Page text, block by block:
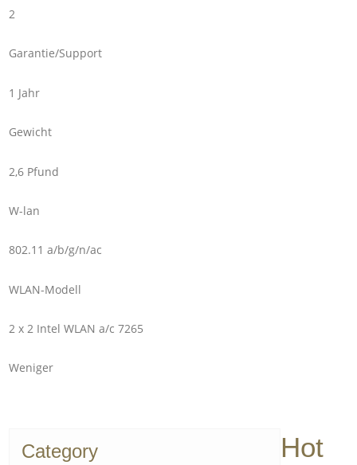
2
Garantie/Support
1 Jahr
Gewicht
2,6 Pfund
W-lan
802.11 a/b/g/n/ac
WLAN-Modell
2 x 2 Intel WLAN a/c 7265
Weniger
Category Hot